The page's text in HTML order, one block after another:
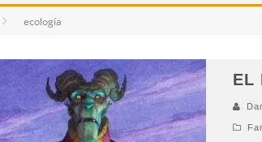
ecología
EL